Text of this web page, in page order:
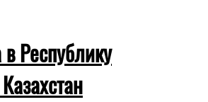
Республику